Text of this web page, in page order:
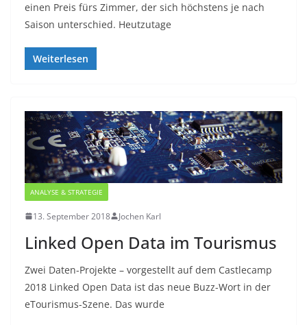
einen Preis fürs Zimmer, der sich höchstens je nach
Saison unterschied. Heutzutage
Weiterlesen
ANALYSE & STRATEGIE
13. September 2018 Jochen Karl
Linked Open Data im Tourismus
Zwei Daten-Projekte – vorgestellt auf dem Castlecamp
2018 Linked Open Data ist das neue Buzz-Wort in der
eTourismus-Szene. Das wurde